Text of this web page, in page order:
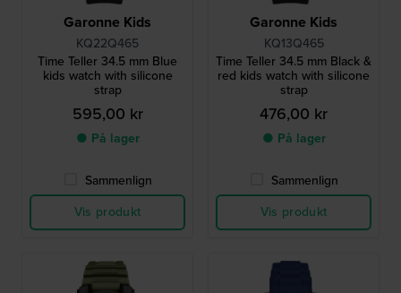
Garonne Kids
KQ22Q465
Time Teller 34.5 mm Blue
kids watch with silicone
strap
595,00 kr
● På lager
Sammenlign
Vis produkt
Garonne Kids
KQ13Q465
Time Teller 34.5 mm Black &
red kids watch with silicone
strap
476,00 kr
● På lager
Sammenlign
Vis produkt